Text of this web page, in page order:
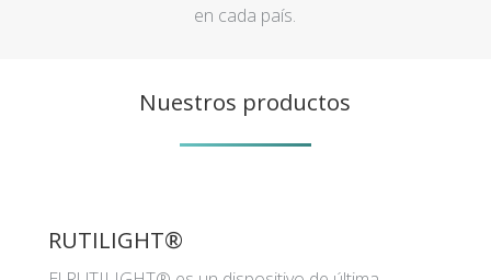
en cada país.
Nuestros productos
RUTILIGHT®